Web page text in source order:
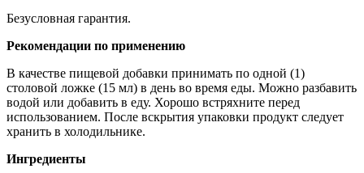
Безусловная гарантия.
Рекомендации по применению
В качестве пищевой добавки принимать по одной (1)
столовой ложке (15 мл) в день во время еды. Можно разбавить
водой или добавить в еду. Хорошо встряхните перед
использованием. После вскрытия упаковки продукт следует
хранить в холодильнике.
Ингредиенты